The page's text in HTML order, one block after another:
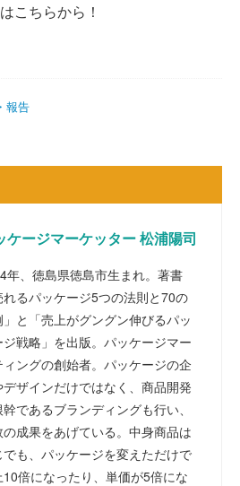
こちらから！
報告
ケージマーケッター 松浦陽司
年、徳島県徳島市生まれ。著書
れるパッケージ5つの法則と70の
」と「売上がグングン伸びるパッ
ジ戦略」を出版。パッケージマー
ィングの創始者。パッケージの企
デザインだけではなく、商品開発
であるブランディングも行い、
の成果をあげている。中身商品は
でも、パッケージを変えただけで
10倍になったり、単価が5倍にな